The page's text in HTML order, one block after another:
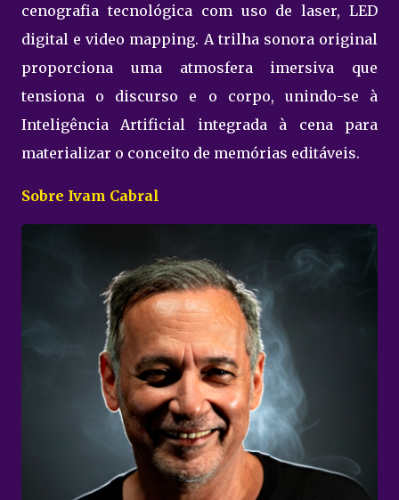
cenografia tecnológica com uso de laser, LED
digital e video mapping. A trilha sonora original
proporciona uma atmosfera imersiva que
tensiona o discurso e o corpo, unindo-se à
Inteligência Artificial integrada à cena para
materializar o conceito de memórias editáveis.
Sobre Ivam Cabral